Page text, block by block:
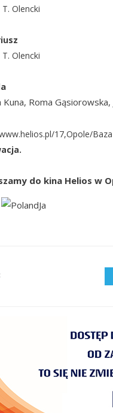
Olencki
Olencki
Kuna, Roma Gąsiorowska,
17,Opole/
do kina Helios w